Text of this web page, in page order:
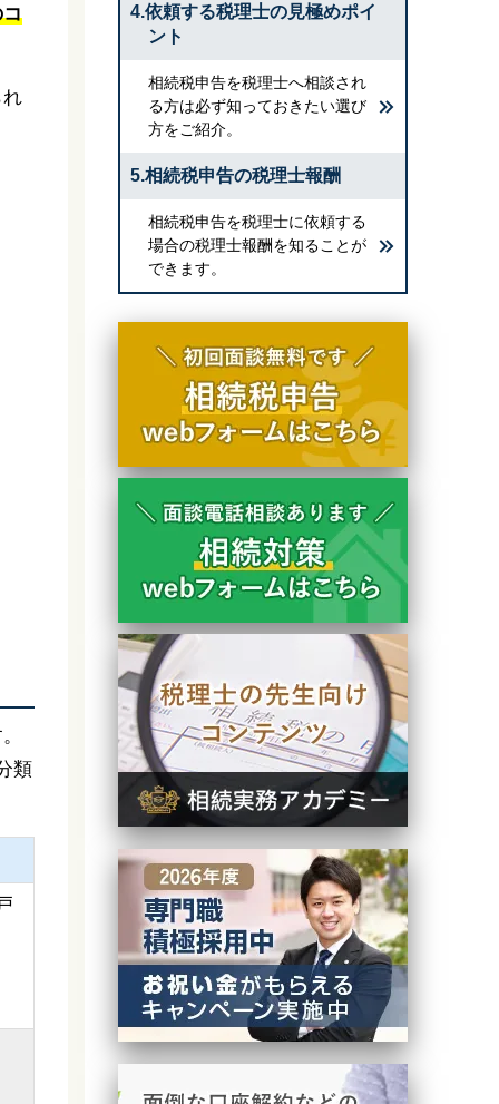
類
4.依頼する税理士の見極めポイ
ント
相続税申告を税理士へ相談され
る方は必ず知っておきたい選び
方をご紹介。
5.相続税申告の税理士報酬
相続税申告を税理士に依頼する
場合の税理士報酬を知ることが
できます。